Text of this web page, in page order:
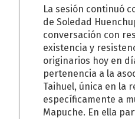
La sesión continuó
de Soledad
conversación con
existencia y
originarios hoy en
pertenencia a la
Taihuel, única en la
específicamente a
Mapuche. En ella